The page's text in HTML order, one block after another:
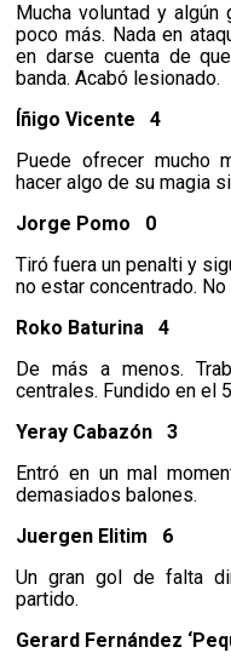
Mucha voluntad y
poco más. Nada en
en darse cuenta de
banda. Acabó lesionado.
Íñigo Vicente
4
Puede ofrecer mucho
hacer algo de su magia
Jorge Pomo
0
Tiró fuera un penalti y
no estar concentrado.
Roko Baturina
4
De más a menos.
centrales. Fundido en el
Yeray Cabazón
3
Entró en un mal
demasiados balones.
Juergen Elitim
6
Un gran gol de falta
partido.
Gerard Fernández